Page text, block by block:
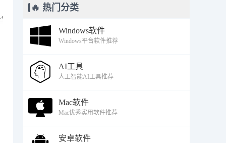
🔥 热门分类
Windows软件
Windows平台软件推荐
AI工具
人工智能AI工具推荐
Mac软件
Mac优秀实用软件推荐
安卓软件